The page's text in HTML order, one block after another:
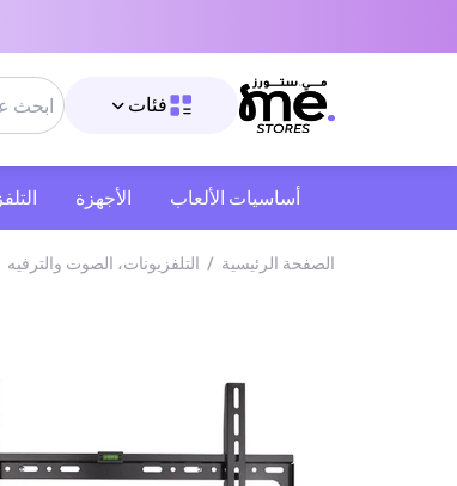
فئات
أساسيات الألعاب الأجهزة
الصفحة الرئيسية / التلفزيونات، الصوت والترفيه